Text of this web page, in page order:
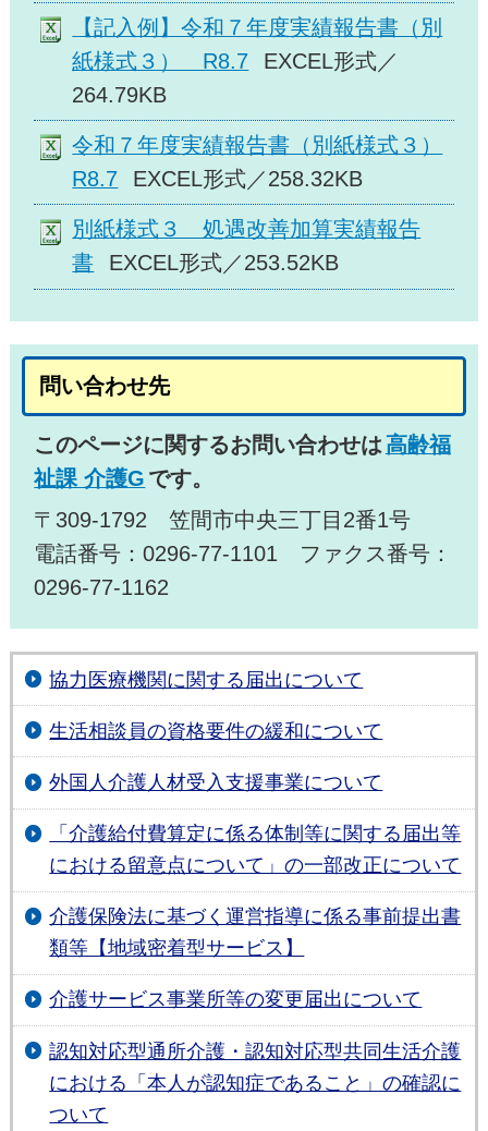
【記入例】令和７年度実績報告書（別
紙様式３） R8.7
EXCEL形式／
264.79KB
令和７年度実績報告書（別紙様式３）
R8.7
EXCEL形式／258.32KB
別紙様式３ 処遇改善加算実績報告
書
EXCEL形式／253.52KB
問い合わせ先
このページに関するお問い合わせは高齢福
祉課 介護G です。
〒309-1792 笠間市中央三丁目2番1号
電話番号：0296-77-1101 ファクス番号：
0296-77-1162
協力医療機関に関する届出について
生活相談員の資格要件の緩和について
外国人介護人材受入支援事業について
「介護給付費算定に係る体制等に関する届出等
における留意点について」の一部改正について
介護保険法に基づく運営指導に係る事前提出書
類等【地域密着型サービス】
介護サービス事業所等の変更届出について
認知対応型通所介護・認知対応型共同生活介護
における「本人が認知症であること」の確認に
ついて